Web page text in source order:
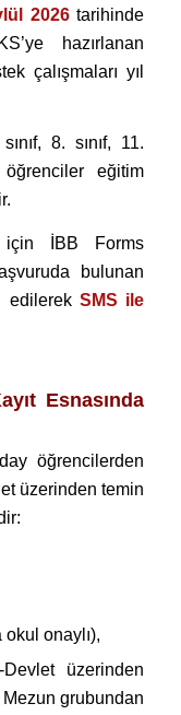
2026tarihinde
hazırlanan
çalışmaları yıl
8. sınıf, 11.
eğitim
için İBB Forms
bulunan
edilerekSMS ile
Esnasında
öğrencilerden
üzerinden temin
onaylı),
üzerinden
Mezun grubundan